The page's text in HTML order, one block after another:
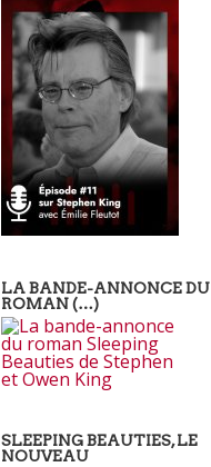
LA BANDE-ANNONCE DU
ROMAN (…)
SLEEPING BEAUTIES, LE
NOUVEAU